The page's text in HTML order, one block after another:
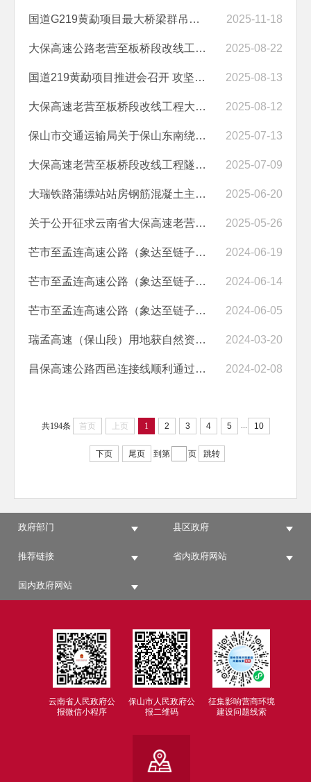
国道G219黄勐项目最大桥梁群吊装任务圆满完成 2025-11-18
大保高速公路老营至板桥段改线工程全线梁板预制完成 2025-08-22
国道219黄勐项目推进会召开 攻坚冲刺确保年底通车 2025-08-13
大保高速老营至板桥段改线工程大蒿1号隧道涂装试验段顺利完成 2025-08-12
保山市交通运输局关于保山东南绕城高速公路实施差异化收费的公示 2025-07-13
大保高速老营至板桥段改线工程隧道全线贯通 2025-07-09
大瑞铁路蒲缥站站房钢筋混凝土主体结构封顶 2025-06-20
关于公开征求云南省大保高速老营至板桥段改线工程项目联网收费意见建议... 2025-05-26
芒市至孟连高速公路（象达至链子桥段）前期工作审计服务竞争性谈判成交公告 2024-06-19
芒市至孟连高速公路（象达至链子桥段）前期工作审计服务竞争性谈判成交... 2024-06-14
芒市至孟连高速公路（象达至链子桥段）前期工作审计服务竞争性谈判公告 2024-06-05
瑞孟高速（保山段）用地获自然资源部批复 2024-03-20
昌保高速公路西邑连接线顺利通过交工验收 2024-02-08
共194条 首页 上页 1 2 3 4 5 ... 10
下页 尾页 到第 页 跳转
政府部门 县区政府
推荐链接 省内政府网站
国内政府网站
云南省人民政府公
报微信小程序
保山市人民政府公
报二维码
征集影响营商环境
建设问题线索